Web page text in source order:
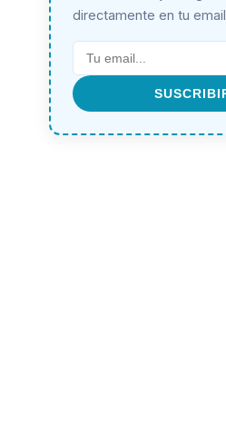
directamente en tu